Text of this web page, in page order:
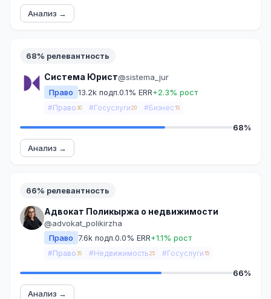
Анализ →
68% релевантность
Система Юрист@sistema_jur
Право 13.2k подп.0.1% ERR+2.3% рост
#Право 30 #Госуслуги 20 #Бизнес 15
68%
Анализ →
66% релевантность
Адвокат Поликыржа о недвижимости
@advokat_polikirzha
Право
7.6k подп.0.0% ERR+1.1% рост
#Право 35 #Недвижимость 25 #Госуслуги 15
66%
Анализ →